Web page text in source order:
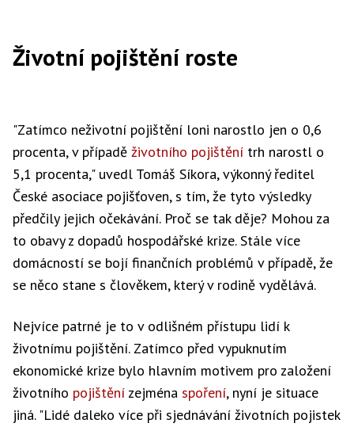
Životní pojištění roste
"Zatímco neživotní pojištění loni narostlo jen o 0,6
procenta, v případě životního pojištění trh narostl o
5,1 procenta," uvedl Tomáš Síkora, výkonný ředitel
České asociace pojišťoven, s tím, že tyto výsledky
předčily jejich očekávání. Proč se tak děje? Mohou za
to obavy z dopadů hospodářské krize. Stále více
domácností se bojí finančních problémů v případě, že
se něco stane s člověkem, který v rodině vydělává.
Nejvíce patrné je to v odlišném přístupu lidí k
životnímu pojištění. Zatímco před vypuknutím
ekonomické krize bylo hlavním motivem pro založení
životního pojištění zejména spoření, nyní je situace
jiná. "Lidé daleko více při sjednávání životních pojistek